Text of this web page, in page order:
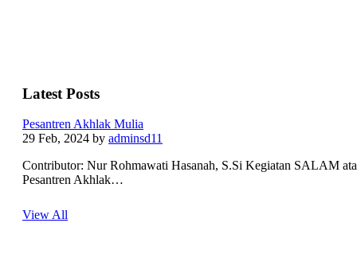
Latest Posts
Pesantren Akhlak Mulia
29 Feb, 2024 by adminsd11
Contributor: Nur Rohmawati Hasanah, S.Si Kegiatan SALAM
Pesantren Akhlak…
View All